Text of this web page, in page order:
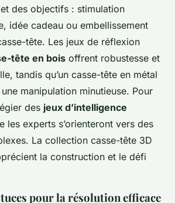
des objectifs : stimulation
idée cadeau ou embellissement
tête. Les jeux de réflexion
tête en bois offrent robustesse et
tandis qu’un casse-tête en métal
manipulation minutieuse. Pour
des jeux d’intelligence
les experts s’orienteront vers des
La collection casse-tête 3D
la construction et le défi
pour la résolution efficace